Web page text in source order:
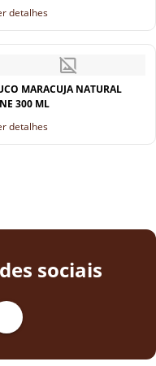
detalhes
MARACUJA NATURAL
300 ML
detalhes
sociais